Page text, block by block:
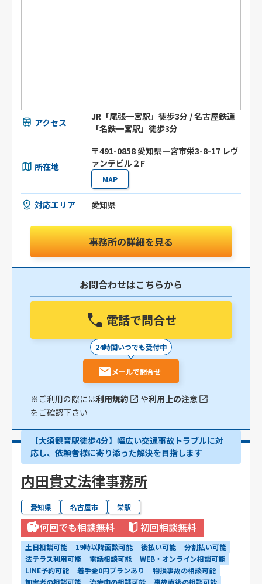
アクセス
JR「尾張一宮駅」徒歩3分 / 名古屋鉄道
「名鉄一宮駅」徒歩3分
所在地
〒491-0858 愛知県一宮市栄3-8-17 レヴ
ァンテビル２F
MAP
対応エリア 愛知県
事務所の詳細を見る
お問合わせはこちらから
電話で問合せ
24時間いつでも受付中
メールで問合せ
※ご利用の際には利用規約 や利用上の注意
をご確認下さい
【大須観音駅徒歩4分】幅広い交通事故トラブルに対
応し、依頼者様に寄り添った解決を目指します
内田貴丈法律事務所
愛知県 名古屋市 栄駅
何回でも相談無料 初回相談無料
土日相談可能 19時以降面談可能 後払い可能
分割払い可能
法テラス利用可能
電話相談可能
WEB・オンライン相談可能
LINE予約可能
着手金0円プランあり
物損事故の相談可能
加害者の相談可能
治療中の相談可能 事故直後の相談可能